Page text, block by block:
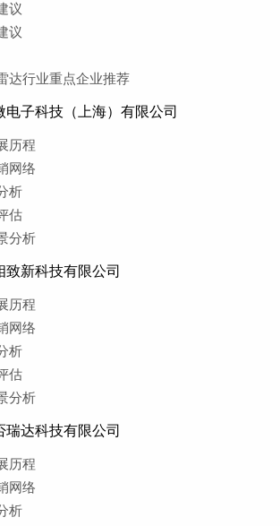
议
议
达行业重点企业推荐
电子科技（上海）有限公司
历程
网络
析
估
分析
致新科技有限公司
历程
网络
析
估
分析
瑞达科技有限公司
历程
网络
析